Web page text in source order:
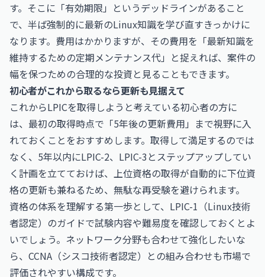
す。そこに「有効期限」というデッドラインがあること
で、半ば強制的に最新のLinux知識を学び直すきっかけに
なります。費用はかかりますが、その費用を「最新知識を
維持するための定期メンテナンス代」と捉えれば、案件の
幅を保つための合理的な投資と見ることもできます。
初心者がこれから取るなら更新も見据えて
これからLPICを取得しようと考えている初心者の方に
は、最初の取得時点で「5年後の更新費用」まで視野に入
れておくことをおすすめします。取得して満足するのでは
なく、5年以内にLPIC-2、LPIC-3とステップアップしてい
く計画を立てておけば、上位資格の取得が自動的に下位資
格の更新も兼ねるため、無駄な再受験を避けられます。
資格の体系を理解する第一歩として、 LPIC-1（Linux技術
者認定） のガイドで試験内容や難易度を確認しておくとよ
いでしょう。ネットワーク分野も合わせて強化したいな
ら、 CCNA（シスコ技術者認定） との組み合わせも市場で
評価されやすい構成です。